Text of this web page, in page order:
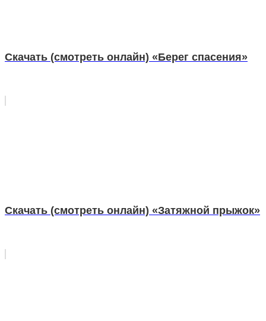
Скачать (смотреть онлайн) «Берег спасения»
Скачать (смотреть онлайн) «Затяжной прыжок»